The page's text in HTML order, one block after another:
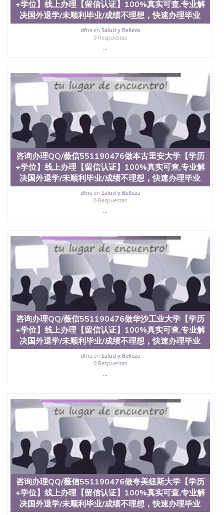
料； 5、等待结果，完成结果书留服直接邮寄给客户
6、客户确认收到结果，付余款。 我们对海外大学及
学院的毕业证成绩单所使用的材料，尺寸大小，防伪
结构（包括：水印，阴影底纹，钢印LOGO烫金烫
银，LOGO烫金烫银复合重叠。 文字图案浮雕，激光
海外学校留学中介， 同时能做到与时俱进，及时掌握
各大院校的（毕业证，成绩单，资格证，学生卡，结
业证，录取通知书，在读证明等相关材料）的版本更
新信息， 能够在时间掌握的海外学历文凭的样版，尺
寸大小，纸张材质，防伪技术等等，并在时间收集到
原版实物，以求达到客户的需求。 我们的优势： 我
们在保证合理定价的同时，坚持较高性价比，通过品
质和效率不断优化，为您倾情诠释什么是高性价比。
咨询顾问：Sam q/微信:551190476 Q/微
信:551190476办理毕业证成绩单、教育部认证,录取通
知书，雅思，留学回国证明.
公司专业制作、办理、仿制、成绩单文凭、改成绩、
教育部学历学位认证、毕业证、成绩单、文凭、学历
回国人员证明、留学生认证、学历认证、文凭认证学
位认证、留学生学历认证、留学生学位认证、英国文
凭学历、美国文凭学历、澳洲文凭学历、加拿大文凭
学历、新西兰学历认证等q:551190476 微信：
551190476 圣何塞州立大学毕业证（San Jose State
University）圣何塞州立大学毕业证（San Jose State
University）圣何塞州立大学毕业证（San Jose State
University）圣何塞州立大学成绩单（San Jose State
University）圣何塞州立大学成绩单（ San Jose State
University）圣何塞州立大学成绩单（San Jose State
University）成绩单圣何塞州立大学文凭（San Jose
State University）圣何塞州立大学（San Jose State
University）圣何塞州立大学（San Jose State
University）圣何塞州立大学（ San Jose State
University）圣何塞州立大学（San Jose State
University）文凭圣何塞州立大学文凭（San Jose
State University）圣何塞州立大学学历（ San Jose
State University）圣何塞州立大学学历（San Jose
State University）圣何塞州立大学学历（San Jose
State University）圣 塞州立大学学历（San Jose
State University）圣何塞州立大学（San Jose State
University）圣何塞州立大学（San Jose State
University）圣何塞州立大学（San Jose State
University）圣何塞州立大学（San Jose State
University）圣何塞州立大学学位证（San Jose State
University）圣何塞州立大学学位证（San Jose State
University）圣何塞州立大学学位证（San Jose State
University）圣何塞州立大学（San Jose State
+学位】线上办理【留信认证】100%真实可查,专业解
决国外退学/未顺利毕业/成绩不理想，快速办理毕业
dfnsen Salud y Belleza
0 Respuestas
...
咨询办理QQ/薇信551190476做本古里安大学【学历
+学位】线上办理【留信认证】100%真实可查,专业解
决国外退学/未顺利毕业/成绩不理想，快速办理毕业
dfnsen Salud y Belleza
0 Respuestas
...
咨询办理QQ/薇信551190476做华沙工业大学【学历
+学位】线上办理【留信认证】100%真实可查,专业解
决国外退学/未顺利毕业/成绩不理想，快速办理毕业
dfnsen Salud y Belleza
0 Respuestas
...
咨询办理QQ/薇信551190476做夸美纽斯大学【学历
+学位】线上办理【留信认证】100%真实可查,专业解
决国外退学/未顺利毕业/成绩不理想，快速办理毕业